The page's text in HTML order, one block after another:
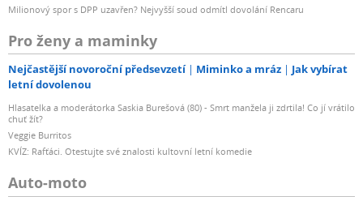
Milionový spor s DPP uzavřen? Nejvyšší soud odmítl dovolání Rencaru
Pro ženy a maminky
Nejčastější novoroční předsevzetí Miminko a mráz
Jak vybírat
letní dovolenou
Hlasatelka a moderátorka Saskia Burešová (80) - Smrt manžela ji zdrtila! Co jí vrátilo
chuť žít?
Veggie Burritos
KVÍZ: Rafťáci. Otestujte své znalosti kultovní letní komedie
Auto-moto